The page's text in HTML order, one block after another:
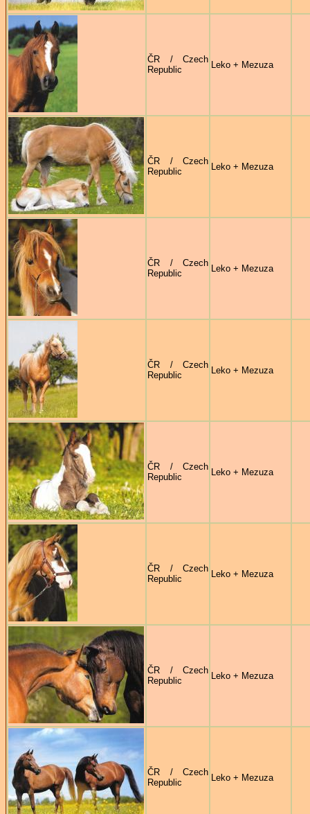
ČR / Czech
Republic
Leko + Mezuza
ČR / Czech
Republic
Leko + Mezuza
ČR / Czech
Republic
Leko + Mezuza
ČR / Czech
Republic
Leko + Mezuza
ČR / Czech
Republic
Leko + Mezuza
ČR / Czech
Republic
Leko + Mezuza
ČR / Czech
Republic
Leko + Mezuza
ČR / Czech
Republic
Leko + Mezuza